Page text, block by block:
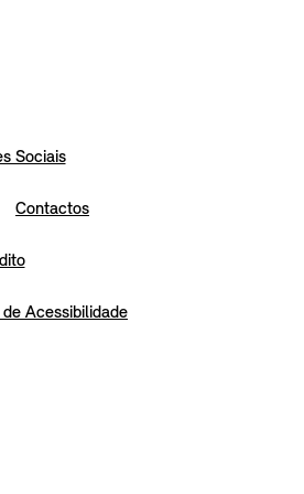
Sociais
Contactos
Acessibilidade